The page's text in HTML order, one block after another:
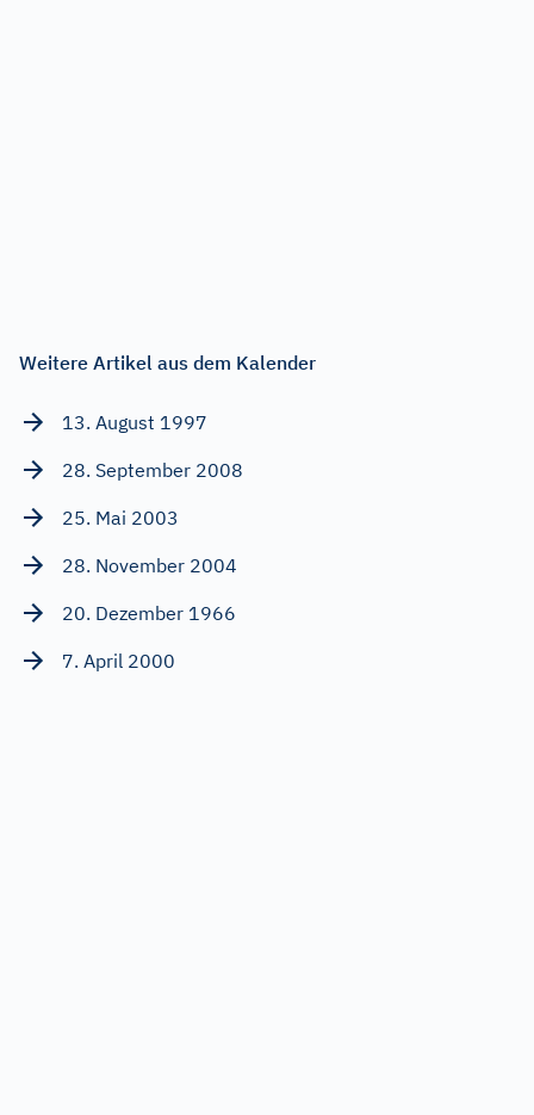
Weitere Artikel aus dem Kalender
13. August 1997
28. September 2008
25. Mai 2003
28. November 2004
20. Dezember 1966
7. April 2000